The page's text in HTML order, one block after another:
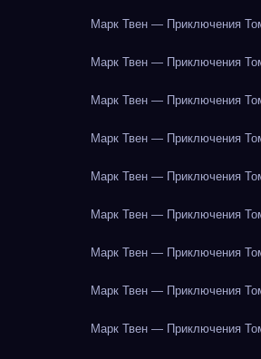
Марк Твен — Приключения
Марк Твен — Приключения
Марк Твен — Приключения
Марк Твен — Приключения
Марк Твен — Приключения
Марк Твен — Приключения
Марк Твен — Приключения
Марк Твен — Приключения
Марк Твен — Приключения